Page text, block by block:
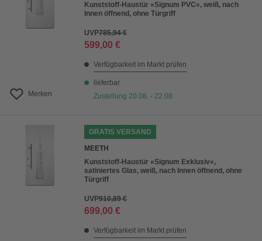
Merken
Kunststoff-Haustür »Signum PVC«, weiß, nach
Innen öffnend, ohne Türgriff
UVP785,94 €
599,00 €
Verfügbarkeit im Markt prüfen
lieferbar
Zustellung 20.08. - 22.08.
GRATIS VERSAND
MEETH
Kunststoff-Haustür »Signum Exklusiv«,
satiniertes Glas, weiß, nach Innen öffnend, ohne
Türgriff
UVP910,89 €
699,00 €
Verfügbarkeit im Markt prüfen